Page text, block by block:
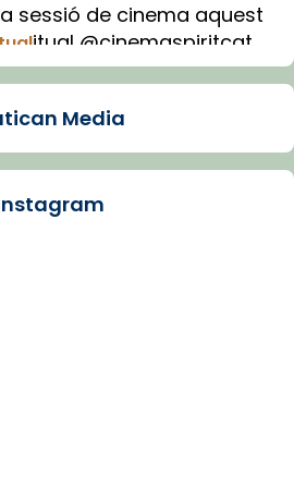
sessió de cinema aquest
itual @cinemaspiritcat
amb IA (OpenAI)
de Barcelona
Media